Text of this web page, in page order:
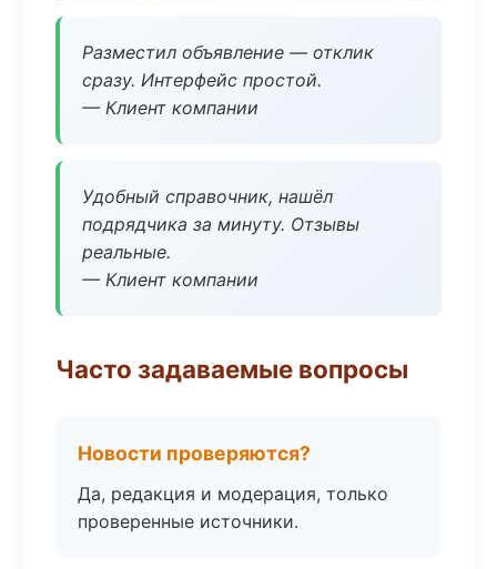
Разместил объявление — отклик
сразу. Интерфейс простой.
— Клиент компании
Удобный справочник, нашёл
подрядчика за минуту. Отзывы
реальные.
— Клиент компании
Часто задаваемые вопросы
Новости проверяются?
Да, редакция и модерация, только
проверенные источники.